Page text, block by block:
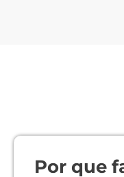
Por que